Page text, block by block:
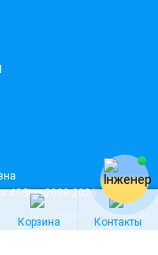
Корзина Контакты
4GStar2008-2026